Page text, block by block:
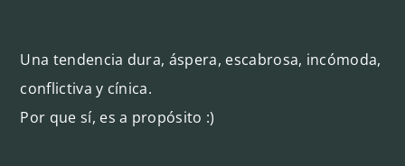
Una tendencia dura, áspera, escabrosa, incómoda,
conflictiva y cínica.
Por que sí, es a propósito :)